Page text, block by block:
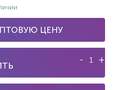
ЦЕНУ
- +